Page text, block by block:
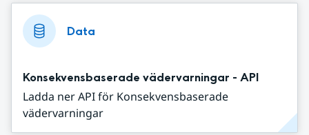
Data
Konsekvensbaserade vädervarningar - API
Ladda ner API för Konsekvensbaserade
vädervarningar